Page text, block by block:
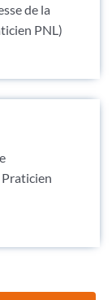
de la
PNL)